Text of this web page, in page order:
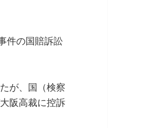
件の国賠訴訟
が、国（検察
阪高裁に控訴